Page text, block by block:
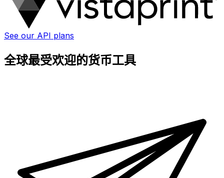
See our API plans
全球最受欢迎的货币工具